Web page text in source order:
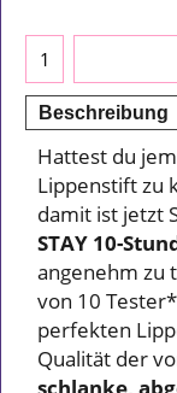
Beschreibung
Hattest du
Lippenstift zu
damit ist jetzt
STAY 10-
angenehm zu
von 10
perfekten
Qualität der